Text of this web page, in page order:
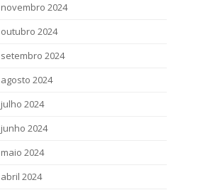
novembro 2024
outubro 2024
setembro 2024
agosto 2024
julho 2024
junho 2024
maio 2024
abril 2024